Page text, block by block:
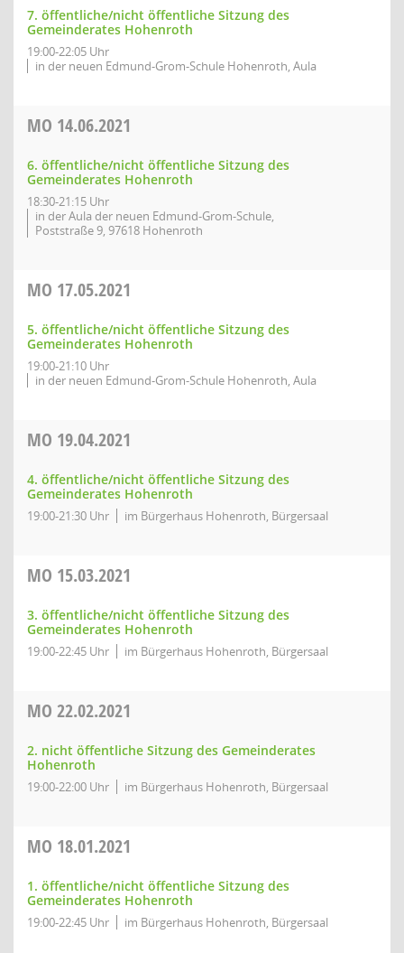
7. öffentliche/nicht öffentliche Sitzung des
Gemeinderates Hohenroth
19:00-22:05 Uhr
in der neuen Edmund-Grom-Schule Hohenroth, Aula
MO 14.06.2021
6. öffentliche/nicht öffentliche Sitzung des
Gemeinderates Hohenroth
18:30-21:15 Uhr
in der Aula der neuen Edmund-Grom-Schule,
Poststraße 9, 97618 Hohenroth
MO 17.05.2021
5. öffentliche/nicht öffentliche Sitzung des
Gemeinderates Hohenroth
19:00-21:10 Uhr
in der neuen Edmund-Grom-Schule Hohenroth, Aula
MO 19.04.2021
4. öffentliche/nicht öffentliche Sitzung des
Gemeinderates Hohenroth
19:00-21:30 Uhr im Bürgerhaus Hohenroth, Bürgersaal
MO 15.03.2021
3. öffentliche/nicht öffentliche Sitzung des
Gemeinderates Hohenroth
19:00-22:45 Uhr im Bürgerhaus Hohenroth, Bürgersaal
MO 22.02.2021
2. nicht öffentliche Sitzung des Gemeinderates
Hohenroth
19:00-22:00 Uhr im Bürgerhaus Hohenroth, Bürgersaal
MO 18.01.2021
1. öffentliche/nicht öffentliche Sitzung des
Gemeinderates Hohenroth
19:00-22:45 Uhr im Bürgerhaus Hohenroth, Bürgersaal